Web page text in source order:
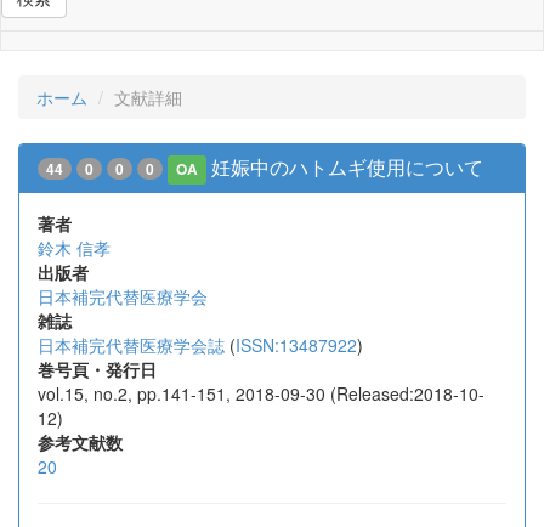
ホーム 文献詳細
44 0 0 0 OA 妊娠中のハトムギ使用について
著者
鈴木 信孝
出版者
日本補完代替医療学会
雑誌
日本補完代替医療学会誌 (ISSN:13487922)
巻号頁・発行日
vol.15, no.2, pp.141-151, 2018-09-30 (Released:2018-10-
12)
参考文献数
20